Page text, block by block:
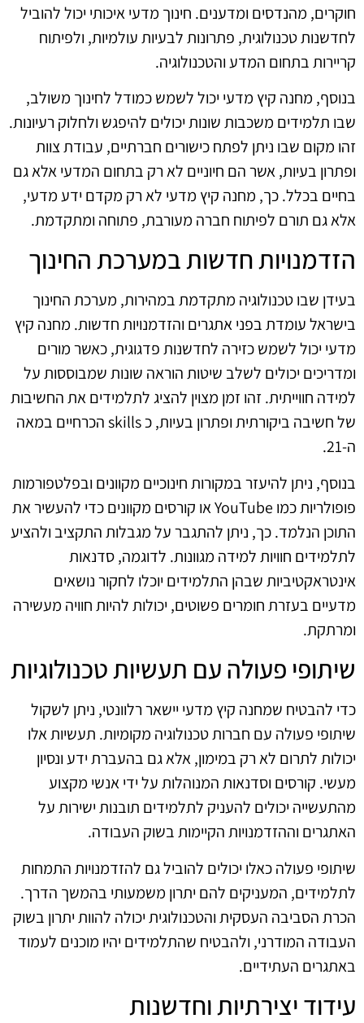
חוקרים, מהנדסים ומדענים. חינוך מדעי איכותי יכול להוביל
לחדשנות טכנולוגית, פתרונות לבעיות עולמיות, ולפיתוח
קריירות בתחום המדע והטכנולוגיה.
בנוסף, מחנה קיץ מדעי יכול לשמש כמודל לחינוך משולב,
שבו תלמידים משכבות שונות יכולים להיפגש ולחלוק רעיונות.
זהו מקום שבו ניתן לפתח כישורים חברתיים, עבודת צוות
ופתרון בעיות, אשר הם חיוניים לא רק בתחום המדעי אלא גם
בחיים בכלל. כך, מחנה קיץ מדעי לא רק מקדם ידע מדעי,
אלא גם תורם לפיתוח חברה מעורבת, פתוחה ומתקדמת.
הזדמנויות חדשות במערכת החינוך
בעידן שבו טכנולוגיה מתקדמת במהירות, מערכת החינוך
בישראל עומדת בפני אתגרים והזדמנויות חדשות. מחנה קיץ
מדעי יכול לשמש כזירה לחדשנות פדגוגית, כאשר מורים
ומדריכים יכולים לשלב שיטות הוראה שונות שמבוססות על
למידה חווייתית. זהו זמן מצוין להציג לתלמידים את החשיבות
של חשיבה ביקורתית ופתרון בעיות, כ skills הכרחיים במאה
ה-21.
בנוסף, ניתן להיעזר במקורות חינוכיים מקוונים ובפלטפורמות
פופולריות כמו YouTube או קורסים מקוונים כדי להעשיר את
התוכן הנלמד. כך, ניתן להתגבר על מגבלות התקציב ולהציע
לתלמידים חוויות למידה מגוונות. לדוגמה, סדנאות
אינטראקטיביות שבהן התלמידים יוכלו לחקור נושאים
מדעיים בעזרת חומרים פשוטים, יכולות להיות חוויה מעשירה
ומרתקת.
שיתופי פעולה עם תעשיות טכנולוגיות
כדי להבטיח שמחנה קיץ מדעי יישאר רלוונטי, ניתן לשקול
שיתופי פעולה עם חברות טכנולוגיה מקומיות. תעשיות אלו
יכולות לתרום לא רק במימון, אלא גם בהעברת ידע ונסיון
מעשי. קורסים וסדנאות המנוהלות על ידי אנשי מקצוע
מהתעשייה יכולים להעניק לתלמידים תובנות ישירות על
האתגרים וההזדמנויות הקיימות בשוק העבודה.
שיתופי פעולה כאלו יכולים להוביל גם להזדמנויות התמחות
לתלמידים, המעניקים להם יתרון משמעותי בהמשך הדרך.
הכרת הסביבה העסקית והטכנולוגית יכולה להוות יתרון בשוק
העבודה המודרני, ולהבטיח שהתלמידים יהיו מוכנים לעמוד
באתגרים העתידיים.
עידוד יצירתיות וחדשנות